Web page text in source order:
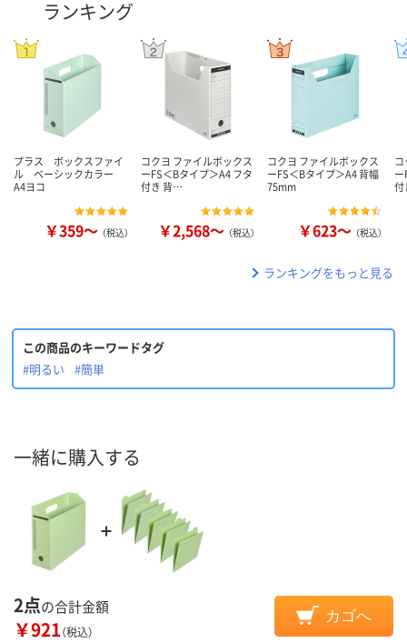
ランキング
プラス ボックスファイ
ル ベーシックカラー
A4ヨコ
￥359～ （税込）
コクヨ ファイルボックス
ーFS＜Bタイプ＞A4 フタ
付き 背…
￥2,568～ （税込）
コクヨ ファイルボックス
ーFS＜Bタイプ＞A4 背幅
75mm
￥623～ （税込）
ランキングをもっと見る
この商品のキーワードタグ
#明るい
#簡単
一緒に購入する
2点の合計金額
￥921（税込）
カゴへ